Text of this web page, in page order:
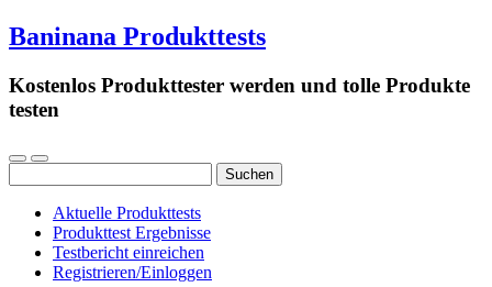
Baninana Produkttests
Kostenlos Produkttester werden und tolle Produkte
testen
nach:
Aktuelle Produkttests
Produkttest Ergebnisse
Testbericht einreichen
Registrieren/Einloggen